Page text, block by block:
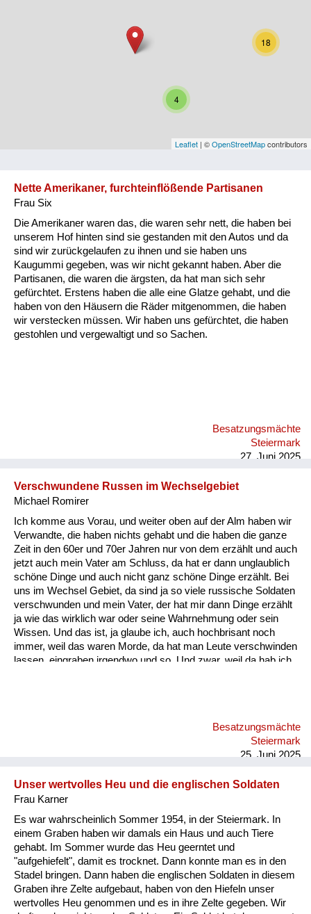
Oberösterreich
Salzburg
Vorarlberg
Besatzungsmächte
Frauen, Mütter, Kinder
Versorgung
Heimkehrer
Wiederaufbau und
Wohnen
4
18
Leaflet | ©OpenStreetMapcontributors
Nette Amerikaner, furchteinflößende Partisanen
Frau Six
Die Amerikaner waren das, die waren sehr nett, die haben bei
unserem Hof hinten sind sie gestanden mit den Autos und da
sind wir zurückgelaufen zu ihnen und sie haben uns
Kaugummi gegeben, was wir nicht gekannt haben. Aber die
Partisanen, die waren die ärgsten, da hat man sich sehr
gefürchtet. Erstens haben die alle eine Glatze gehabt, und die
haben von den Häusern die Räder mitgenommen, die haben
wir verstecken müssen. Wir haben uns gefürchtet, die haben
gestohlen und vergewaltigt und so Sachen.
Besatzungsmächte
Steiermark
27. Juni 2025
Verschwundene Russen im Wechselgebiet
Michael Romirer
Ich komme aus Vorau, und weiter oben auf der Alm haben wir
Verwandte, die haben nichts gehabt und die haben die ganze
Zeit in den 60er und 70er Jahren nur von dem erzählt und auch
jetzt auch mein Vater am Schluss, da hat er dann unglaublich
schöne Dinge und auch nicht ganz schöne Dinge erzählt. Bei
uns im Wechsel Gebiet, da sind ja so viele russische Soldaten
verschwunden und mein Vater, der hat mir dann Dinge erzählt
ja wie das wirklich war oder seine Wahrnehmung oder sein
Wissen. Und das ist, ja glaube ich, auch hochbrisant noch
immer, weil das waren Morde, da hat man Leute verschwinden
lassen, eingraben irgendwo und so. Und zwar, weil da hab ich
Seppling-Karndorf haben sich die Bauern dann getroffen, weil
er war der der höchstgelegene Bauernhof, am nächs...
Besatzungsmächte
Steiermark
25. Juni 2025
Unser wertvolles Heu und die englischen Soldaten
Frau Karner
Es war wahrscheinlich Sommer 1954, in der Steiermark. In
einem Graben haben wir damals ein Haus und auch Tiere
gehabt. Im Sommer wurde das Heu geerntet und
"aufgehiefelt", damit es trocknet. Dann konnte man es in den
Stadel bringen. Dann haben die englischen Soldaten in diesem
Graben ihre Zelte aufgebaut, haben von den Hiefeln unser
wertvolles Heu genommen und es in ihre Zelte gegeben. Wir